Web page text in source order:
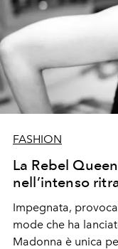
FASHION
La Rebel
nell’intenso
Impegnata,
mode che ha
Madonna è unica